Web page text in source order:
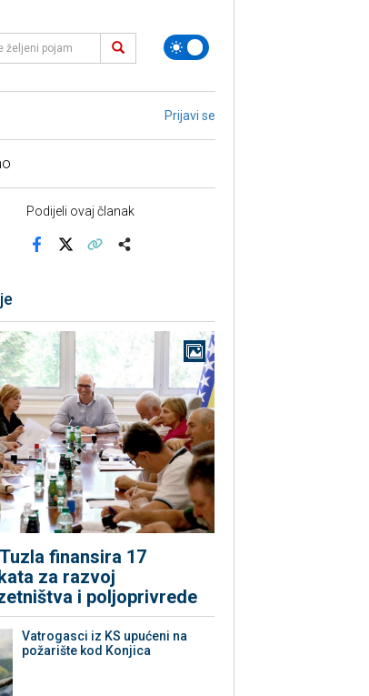
Prijavi se
Podijeli ovaj članak
finansira 17
za razvoj
i poljoprivrede
Vatrogasci iz KS upućeni na
požarište kod Konjica